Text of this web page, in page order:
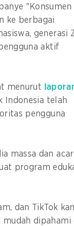
"Konsumen
ke berbagai
generasi
aktif
menurut
Indonesia telah
pengguna
massa dan
program
dan TikTok
dipahami